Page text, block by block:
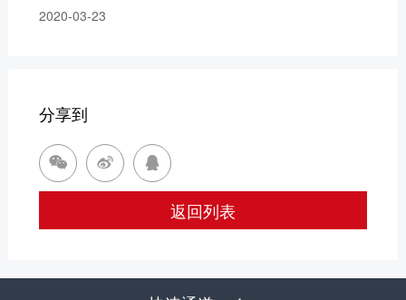
2020-03-23
分享到
  
返回列表